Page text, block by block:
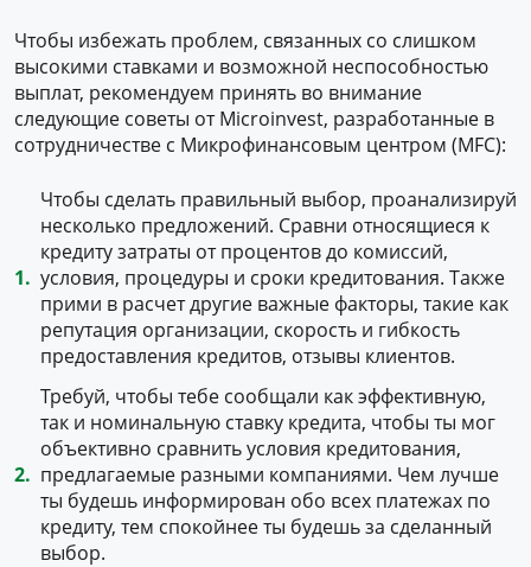
Чтобы избежать проблем, связанных со слишком
высокими ставками и возможной неспособностью
выплат, рекомендуем принять во внимание
следующие советы от Microinvest, разработанные в
сотрудничестве с Микрофинансовым центром (MFC):
Чтобы сделать правильный выбор, проанализируй
несколько предложений. Сравни относящиеся к
кредиту затраты от процентов до комиссий,
условия, процедуры и сроки кредитования. Также
прими в расчет другие важные факторы, такие как
репутация организации, скорость и гибкость
предоставления кредитов, отзывы клиентов.
Требуй, чтобы тебе сообщали как эффективную,
так и номинальную ставку кредита, чтобы ты мог
объективно сравнить условия кредитования,
предлагаемые разными компаниями. Чем лучше
ты будешь информирован обо всех платежах по
кредиту, тем спокойнее ты будешь за сделанный
выбор.